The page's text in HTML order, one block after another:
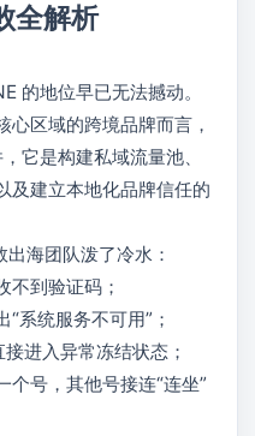
全解析
的地位早已无法撼动。
区域的跨境品牌而言，
它是构建私域流量池、
及建立本地化品牌信任的
海团队泼了冷水：
不到验证码；
系统服务不可用”；
进入异常冻结状态；
个号，其他号接连“连坐”